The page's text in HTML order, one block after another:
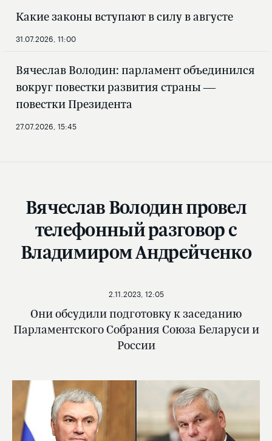
Какие законы вступают в силу в августе
31.07.2026, 11:00
Вячеслав Володин: парламент объединился
вокруг повестки развития страны —
повестки Президента
27.07.2026, 15:45
Вячеслав Володин провел
телефонный разговор с
Владимиром Андрейченко
Они обсудили подготовку к заседанию
Парламентского Собрания Союза Беларуси и
России
2.11.2023, 12:05